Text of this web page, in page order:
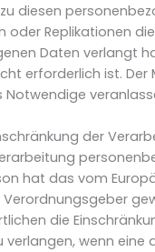
diesen
oder Replikationen
Daten verlangt
erforderlich ist. Der
Notwendige
der
hat das vom
die
verlangen, wenn eine